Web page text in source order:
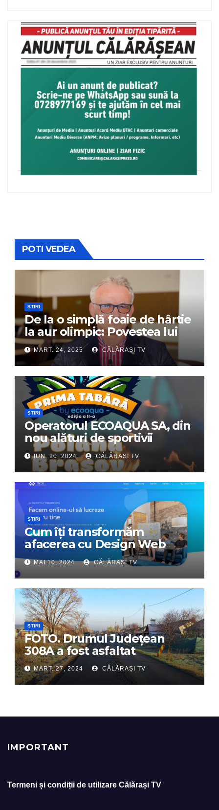
POTI VEDEA
ȘTIRI
De la o simplă foaie de hârtie
la aur olimpic: Povestea lui
Dumitru Chirilă
MART. 24, 2025 CĂLĂRAȘI TV
ȘTIRI
Operatorul ECOAQUA SA, din
nou alături de sportivii
călărășeni. Începe „Prima
Tabără”!
IUN. 20, 2024 CĂLĂRAȘI TV
ȘTIRI
Cum îți transformăm
afacerea cu Design Web
Interactiv – Partenerul tău
digital de încredere
MAI 10, 2024 CĂLĂRAȘI TV
ȘTIRI
FOTO. Drumul Județean
308A a fost asfaltat
MART. 27, 2024 CĂLĂRAȘI TV
IMPORTANT
Termeni și condiții de utilizare Călărași TV